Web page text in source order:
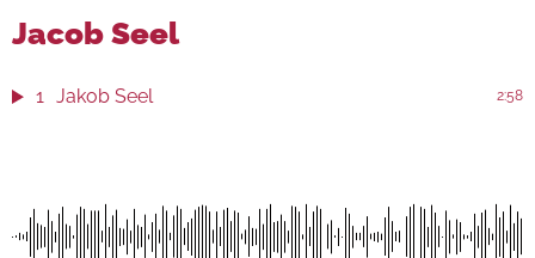
Jacob Seel
1 Jakob Seel 2:58